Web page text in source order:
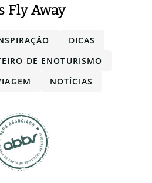
Fly Away
DICAS
DE ENOTURISMO
NOTÍCIAS